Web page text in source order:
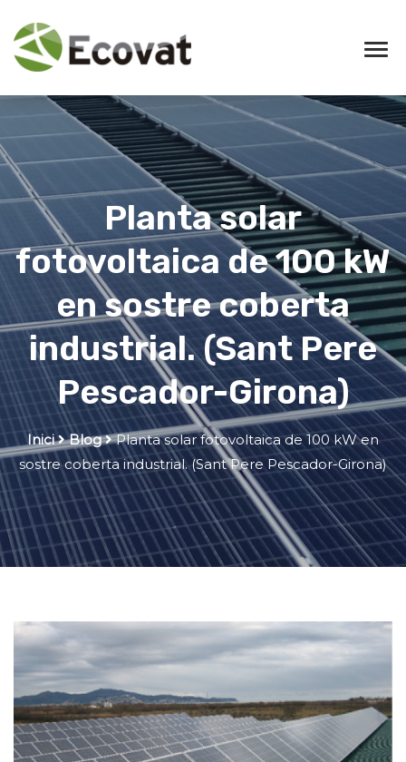
Planta solar
fotovoltaica de 100 kW
en sostre coberta
industrial. (Sant Pere
Pescador-Girona)
Inici Blog
Planta solar fotovoltaica de 100 kW en
sostre coberta industrial. (Sant Pere Pescador-Girona)